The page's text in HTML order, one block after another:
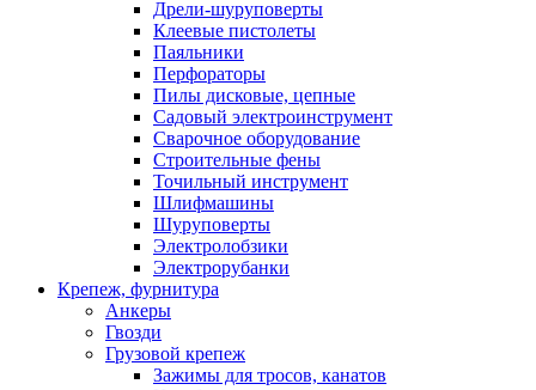
Дрели-шуруповерты
Клеевые пистолеты
Паяльники
Перфораторы
Пилы дисковые, цепные
Садовый электроинструмент
Сварочное оборудование
Строительные фены
Точильный инструмент
Шлифмашины
Шуруповерты
Электролобзики
Электрорубанки
Крепеж, фурнитура
Анкеры
Гвозди
Грузовой крепеж
Зажимы для тросов, канатов